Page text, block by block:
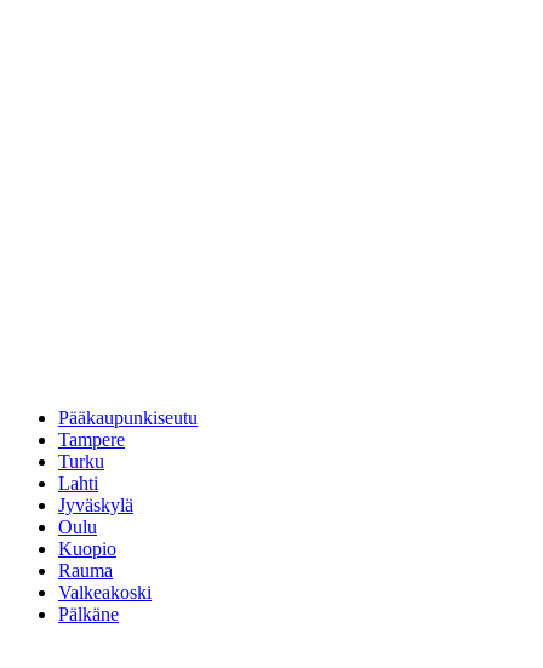
Pääkaupunkiseutu
Tampere
Turku
Lahti
Jyväskylä
Oulu
Kuopio
Rauma
Valkeakoski
Pälkäne